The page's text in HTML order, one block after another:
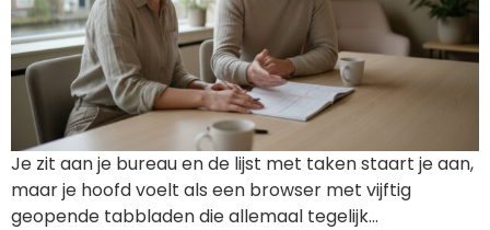
Je zit aan je bureau en de lijst met taken staart je aan,
maar je hoofd voelt als een browser met vijftig
geopende tabbladen die allemaal tegelijk…